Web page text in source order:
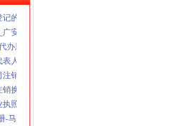
的,何时办理注销税务登记？
安公司转让代理/费用】-广安百姓网
办恩赐财务】-其他-广州赶集网
人要进＂名单＂-浙江民营企业
销,不注销有什么后果
换证等】-公司注册-九江赶集网
照
马鞍山赶集网
】-代理记帐-深圳赶集网